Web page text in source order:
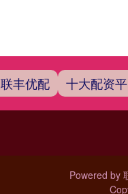
联丰优配 十大配资
Powered by